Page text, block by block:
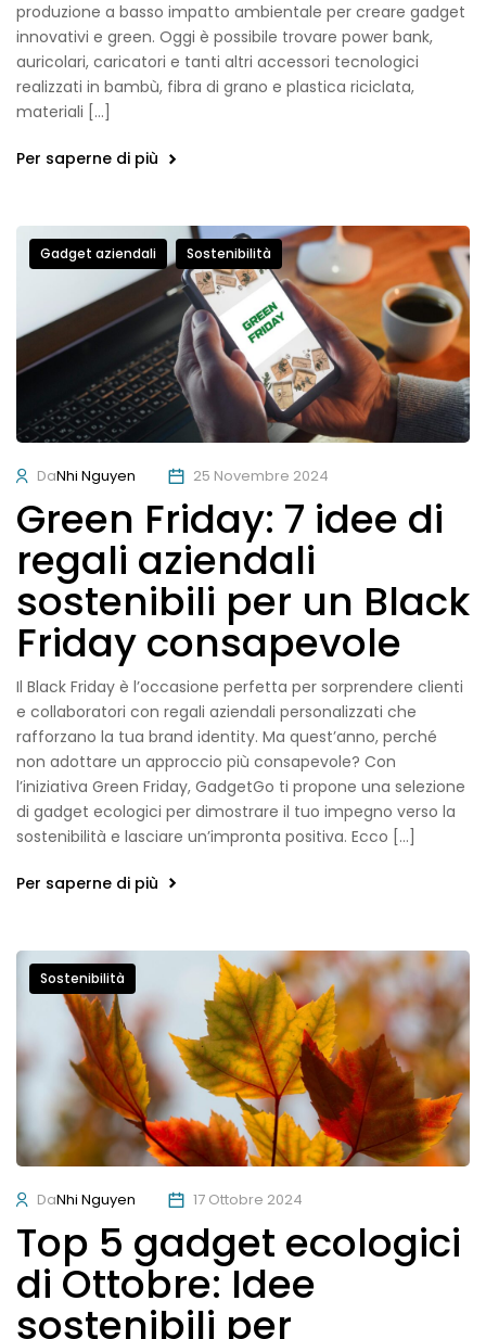
produzione a basso impatto ambientale per creare gadget
innovativi e green. Oggi è possibile trovare power bank,
auricolari, caricatori e tanti altri accessori tecnologici
realizzati in bambù, fibra di grano e plastica riciclata,
materiali […]
Per saperne di più
Gadget aziendali Sostenibilità
DaNhi Nguyen 25 Novembre 2024
Green Friday: 7 idee di
regali aziendali
sostenibili per un Black
Friday consapevole
Il Black Friday è l’occasione perfetta per sorprendere clienti
e collaboratori con regali aziendali personalizzati che
rafforzano la tua brand identity. Ma quest’anno, perché
non adottare un approccio più consapevole? Con
l’iniziativa Green Friday, GadgetGo ti propone una selezione
di gadget ecologici per dimostrare il tuo impegno verso la
sostenibilità e lasciare un’impronta positiva. Ecco […]
Per saperne di più
Sostenibilità
DaNhi Nguyen 17 Ottobre 2024
Top 5 gadget ecologici
di Ottobre: Idee
sostenibili per